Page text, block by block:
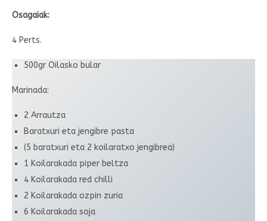
Osagaiak:
4 Perts.
500gr Oilasko bular
Marinada:
2 Arrautza
Baratxuri eta jengibre pasta
(5 baratxuri eta 2 koilaratxo jengibrea)
1 Koilarakada piper beltza
4 Koilarakada red chilli
2 Koilarakada ozpin zuria
6 Koilarakada soja